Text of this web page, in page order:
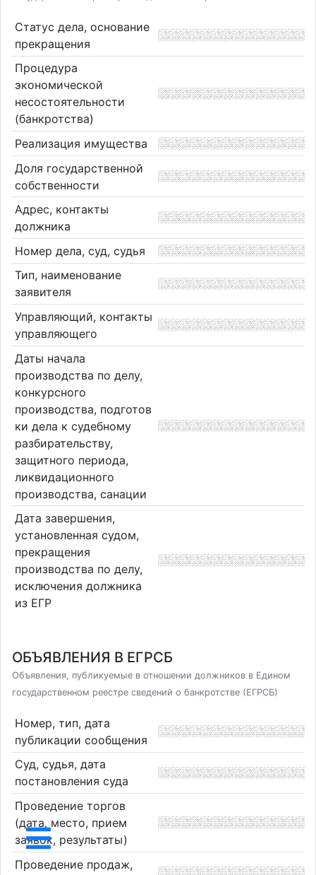
Статус дела, основание
прекращения
Процедура
экономической
несостоятельности
(банкротства)
Реализация имущества
Доля государственной
собственности
Адрес, контакты
должника
Номер дела, суд, судья
Тип, наименование
заявителя
Управляющий, контакты
управляющего
Даты начала
производства по делу,
конкурсного
производства, подготов
ки дела к судебному
разбирательству,
защитного периода,
ликвидационного
производства, санации
Дата завершения,
установленная судом,
прекращения
производства по делу,
исключения должника
из ЕГР
ОБЪЯВЛЕНИЯ В ЕГРСБ
Объявления, публикуемые в отношении должников в Едином
государственном реестре сведений о банкротстве (ЕГРСБ)
Номер, тип, дата
публикации сообщения
Суд, судья, дата
постановления суда
Проведение торгов
(дата, место, прием
заявок, результаты)
Проведение продаж,